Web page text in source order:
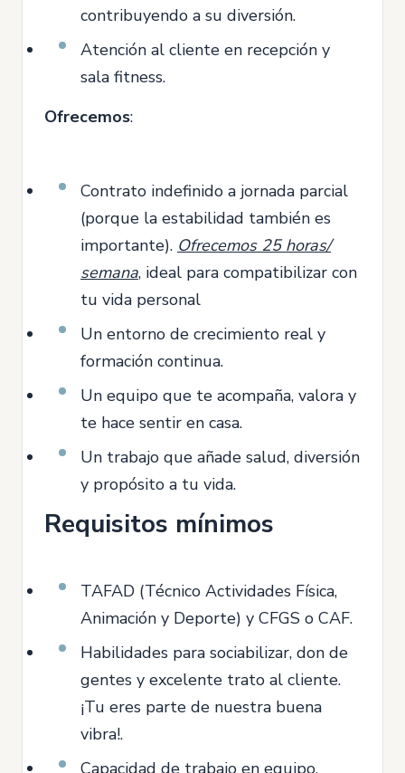
contribuyendo a su diversión.
Atención al cliente en recepción y
sala fitness.
Ofrecemos:
Contrato indefinido a jornada parcial
(porque la estabilidad también es
importante). Ofrecemos 25 horas/
semana, ideal para compatibilizar con
tu vida personal
Un entorno de crecimiento real y
formación continua.
Un equipo que te acompaña, valora y
te hace sentir en casa.
Un trabajo que añade salud, diversión
y propósito a tu vida.
Requisitos mínimos
TAFAD (Técnico Actividades Física,
Animación y Deporte) y CFGS o CAF.
Habilidades para sociabilizar, don de
gentes y excelente trato al cliente.
¡Tu eres parte de nuestra buena
vibra!.
Capacidad de trabajo en equipo,